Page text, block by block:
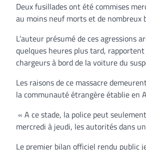
Deux fusillades ont été commises
au moins neuf morts et de nombreux
L’auteur présumé de ces agressions
quelques heures plus tard,
chargeurs à bord de la voiture du
Les raisons de ce massacre
la communauté étrangère établie en
« A ce stade, la police peut
mercredi à jeudi, les autorités dans
Le premier bilan officiel rendu public